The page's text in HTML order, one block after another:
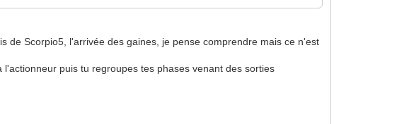
de Scorpio5, l'arrivée des gaines, je pense comprendre mais ce n'est
puis tu regroupes tes phases venant des sorties